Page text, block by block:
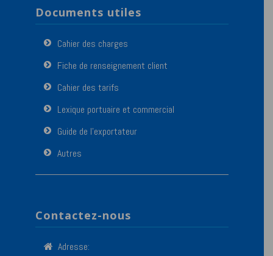
Documents utiles
Cahier des charges
Fiche de renseignement client
Cahier des tarifs
Lexique portuaire et commercial
Guide de l’exportateur
Autres
Contactez-nous
Adresse: